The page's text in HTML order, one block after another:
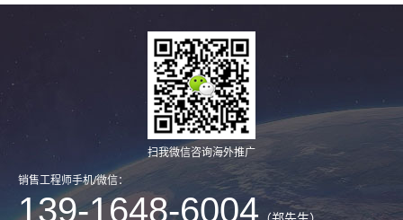
扫我微信咨询海外推广
销售工程师手机/微信：
139-1648-6004